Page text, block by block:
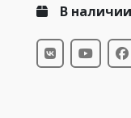
В наличии